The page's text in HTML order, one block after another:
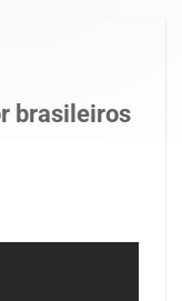
brasileiros